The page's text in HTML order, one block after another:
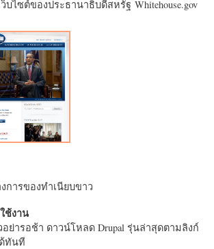
ว็บไซต์ของประธานาธิบดีสหรัฐ Whitehouse.gov
การของทำเนียบขาว
ช้งาน
อย่ารอช้า ดาวน์โหลด Drupal รุ่นล่าสุดตามลิงก์
ทันที